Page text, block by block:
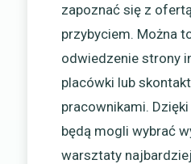
zapoznać się z
przybyciem. Można
odwiedzenie strony
placówki lub
pracownikami.
będą mogli wybrać
warsztaty